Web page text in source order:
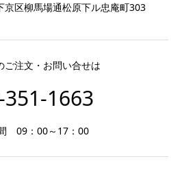
京区柳馬場通松原下ル忠庵町303
ご注文・お問い合せは
1663
09：00～17：00